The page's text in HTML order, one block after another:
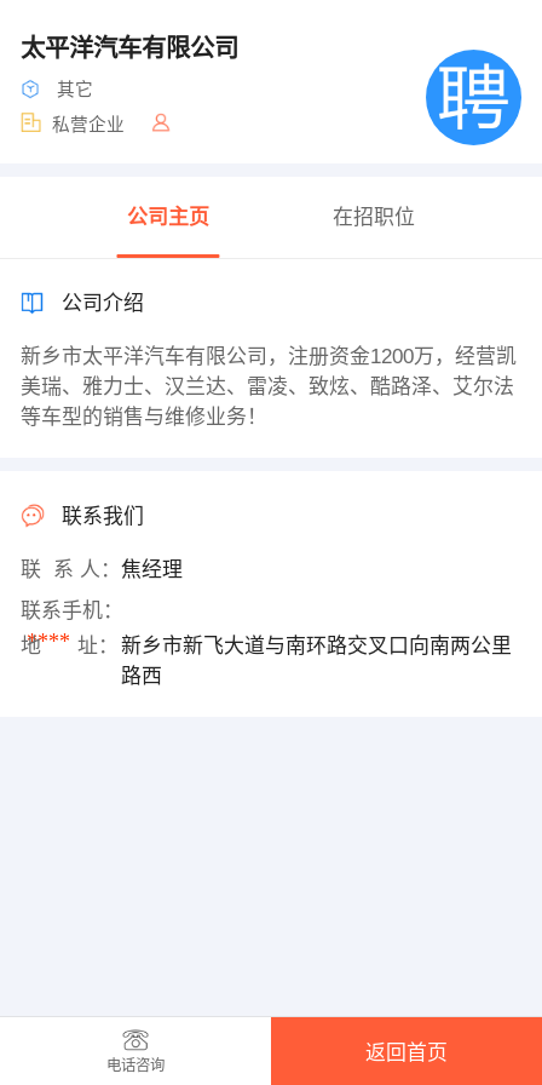
太平洋汽车有限公司
其它
私营企业
公司主页 在招职位
公司介绍
新乡市太平洋汽车有限公司，注册资金1200万，经营凯
美瑞、雅力士、汉兰达、雷凌、致炫、酷路泽、艾尔法
等车型的销售与维修业务！
联系我们
联 系 人： 焦经理
联系手机：
****
地 址：
新乡市新飞大道与南环路交叉口向南两公里
路西
电话咨询
返回首页